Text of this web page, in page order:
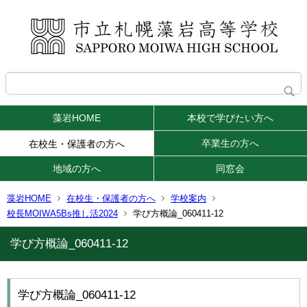
藻岩HOME 本校で学びたい方へ
在校生・保護者の方へ 卒業生の方へ
地域の方へ 同窓会
藻岩HOME 在校生・保護者の方へ
学校案内
校長MOIWA5Bs推し活2024
学び方概論_060411-12
学び方概論_060411-12
学び方概論_060411-12